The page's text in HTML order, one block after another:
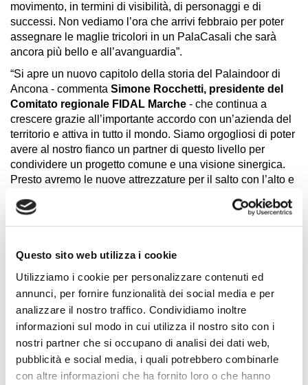
Questo sito web utilizza i cookie
Utilizziamo i cookie per personalizzare contenuti ed
annunci, per fornire funzionalità dei social media e per
analizzare il nostro traffico. Condividiamo inoltre
informazioni sul modo in cui utilizza il nostro sito con i
nostri partner che si occupano di analisi dei dati web,
pubblicità e social media, i quali potrebbero combinarle
con altre informazioni che ha fornito loro o che hanno
movimento, in termini di visibilità, di personaggi e di
successi. Non vediamo l’ora che arrivi febbraio per poter
assegnare le maglie tricolori in un PalaCasali che sarà
ancora più bello e all’avanguardia”.
“Si apre un nuovo capitolo della storia del Palaindoor di
Ancona - commenta Simone Rocchetti, presidente del
Comitato regionale FIDAL Marche - che continua a
crescere grazie all’importante accordo con un’azienda del
territorio e attiva in tutto il mondo. Siamo orgogliosi di poter
avere al nostro fianco un partner di questo livello per
condividere un progetto comune e una visione sinergica.
Presto avremo le nuove attrezzature per il salto con l’alto e
dell’anno. Insieme guardiamo al futuro, con un’intesa
pluriennale per il PalaCasali che supporta tutto il
“Le motivazioni che hanno spinto ad accogliere la proposta
sono molteplici e tutte estremamente valide”,
dichiaraMauro Moreschi, direttore generale del gruppo
Casali. “Quella a cui teniamo di più è sicuramente la
volontà da parte nostra, come realtà del territorio sensibile
al mondo dello sport, nel quale siamo presenti come
produttori di superfici tecniche, di contribuire alla continua
crescita dello sport professionistico nelle Marche. E
abbiamo deciso di farlo assicurando le risorse necessarie